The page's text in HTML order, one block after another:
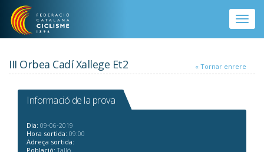
Vés al contingut
Toggle
III Orbea Cadí Xallege Et2
Informació de la prova
Dia: 09-06-2019
Hora sortida: 09:00
Adreça sortida:
Població: Talló
« Tornar enrere